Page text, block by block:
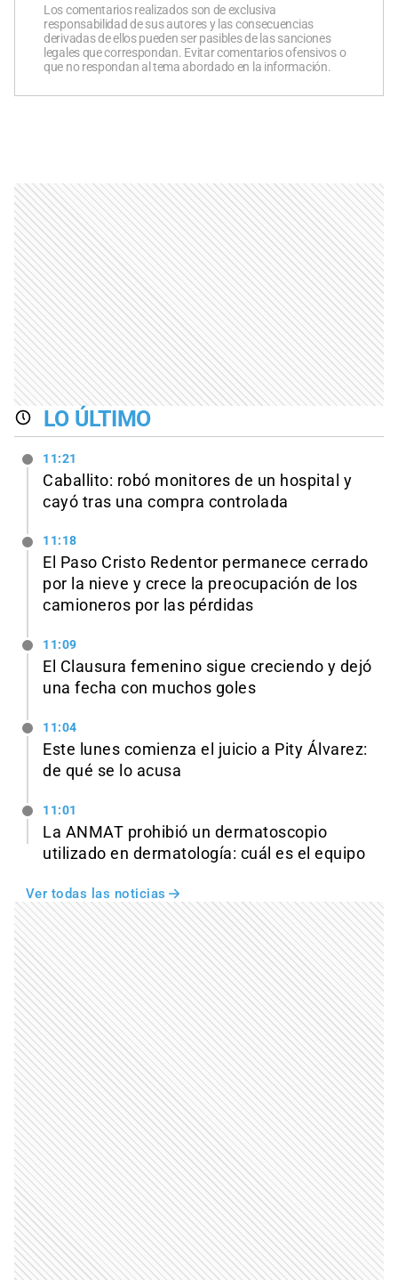
Los comentarios realizados son de exclusiva
responsabilidad de sus autores y las consecuencias
derivadas de ellos pueden ser pasibles de las sanciones
legales que correspondan. Evitar comentarios ofensivos o
que no respondan al tema abordado en la información.
LO ÚLTIMO
11:21
Caballito: robó monitores de un hospital y
cayó tras una compra controlada
11:18
El Paso Cristo Redentor permanece cerrado
por la nieve y crece la preocupación de los
camioneros por las pérdidas
11:09
El Clausura femenino sigue creciendo y dejó
una fecha con muchos goles
11:04
Este lunes comienza el juicio a Pity Álvarez:
de qué se lo acusa
11:01
La ANMAT prohibió un dermatoscopio
utilizado en dermatología: cuál es el equipo
Ver todas las noticias